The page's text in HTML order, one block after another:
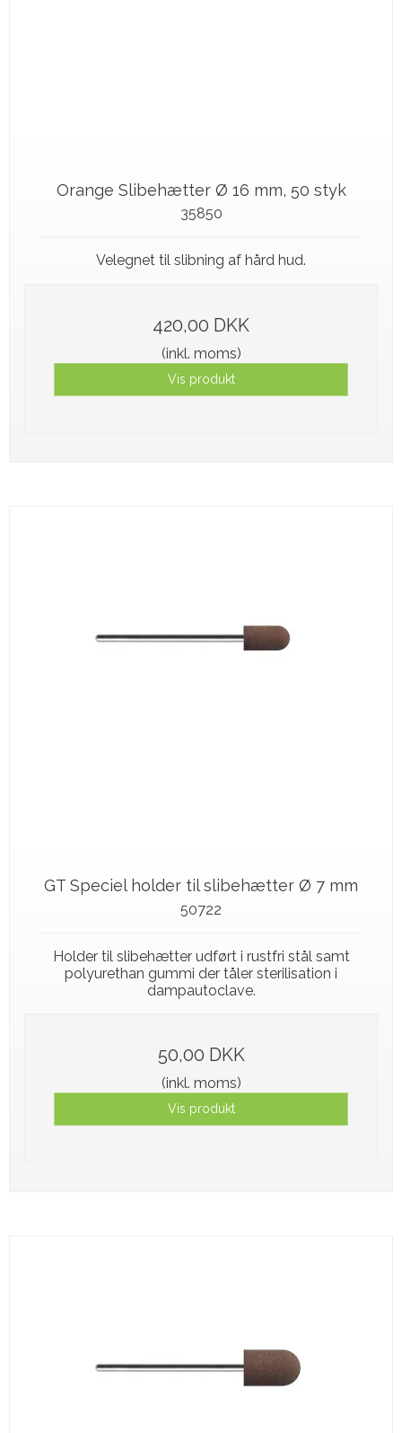
Orange Slibehætter Ø 16 mm, 50 styk
35850
Velegnet til slibning af hård hud.
420,00 DKK
(inkl. moms)
Vis produkt
GT Speciel holder til slibehætter Ø 7 mm
50722
Holder til slibehætter udført i rustfri stål samt
polyurethan gummi der tåler sterilisation i
dampautoclave.
50,00 DKK
(inkl. moms)
Vis produkt